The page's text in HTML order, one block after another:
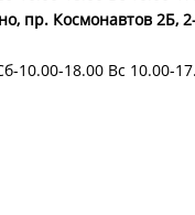
пр. Космонавтов 2Б,
10.00-18.00 Вс 10.00-